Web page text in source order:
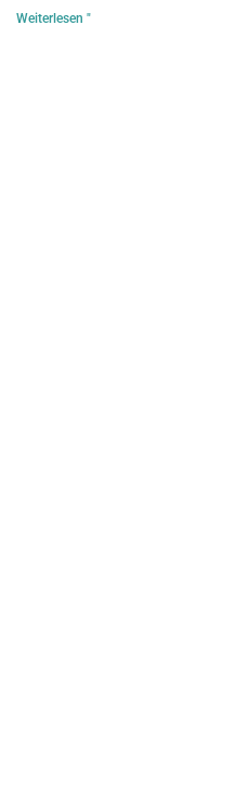
Weiterlesen "